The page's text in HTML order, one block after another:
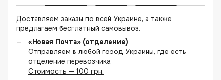
Доставляем заказы по всей Украине, а также
предлагаем бесплатный самовывоз.
«Новая Почта» (отделение)
Отправляем в любой город Украины, где есть
отделение перевозчика.
Стоимость — 100 грн.